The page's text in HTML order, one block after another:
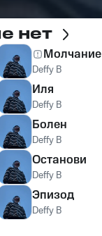
нет
Молчание
Deffy B
Иля
Deffy B
Болен
Deffy B
Останови
Deffy B
Эпизод
Deffy B